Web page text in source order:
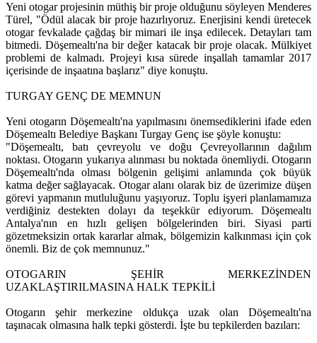
Yeni otogar projesinin müthiş bir proje olduğunu söyleyen Menderes
Türel, "Ödül alacak bir proje hazırlıyoruz. Enerjisini kendi üretecek
otogar fevkalade çağdaş bir mimari ile inşa edilecek. Detayları tam
bitmedi. Döşemealtı'na bir değer katacak bir proje olacak. Mülkiyet
problemi de kalmadı. Projeyi kısa sürede inşallah tamamlar 2017
içerisinde de inşaatına başlarız" diye konuştu.
TURGAY GENÇ DE MEMNUN
Yeni otogarın Döşemealtı'na yapılmasını önemsediklerini ifade eden
Döşemealtı Belediye Başkanı Turgay Genç ise şöyle konuştu:
"Döşemealtı, batı çevreyolu ve doğu Çevreyollarının dağılım
noktası. Otogarın yukarıya alınması bu noktada önemliydi. Otogarın
Döşemealtı'nda olması bölgenin gelişimi anlamında çok büyük
katma değer sağlayacak. Otogar alanı olarak biz de üzerimize düşen
görevi yapmanın mutluluğunu yaşıyoruz. Toplu işyeri planlamamıza
verdiğiniz destekten dolayı da teşekkür ediyorum. Döşemealtı
Antalya'nın en hızlı gelişen bölgelerinden biri. Siyasi parti
gözetmeksizin ortak kararlar almak, bölgemizin kalkınması için çok
önemli. Biz de çok memnunuz."
OTOGARIN ŞEHİR MERKEZİNDEN
UZAKLAŞTIRILMASINA HALK TEPKİLİ
Otogarın şehir merkezine oldukça uzak olan Döşemealtı'na
taşınacak olmasına halk tepki gösterdi. İşte bu tepkilerden bazıları: